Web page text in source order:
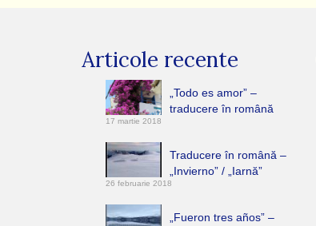
Articole recente
„Todo es amor” –
traducere în română
17 martie 2018
Traducere în română –
„Invierno” / „Iarnă”
26 februarie 2018
„Fueron tres años” –